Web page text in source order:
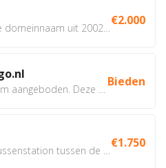
€2.000
Bieden
€1.750